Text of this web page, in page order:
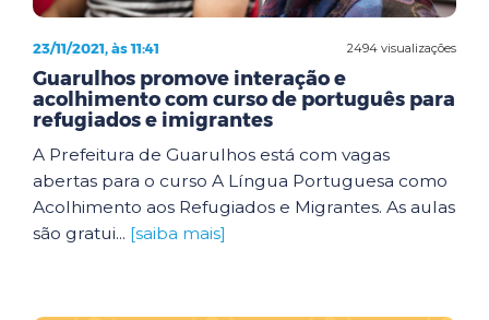
2494 visualizações
23/11/2021, às 11:41
Guarulhos promove interação e
acolhimento com curso de português para
refugiados e imigrantes
A Prefeitura de Guarulhos está com vagas
abertas para o curso A Língua Portuguesa como
Acolhimento aos Refugiados e Migrantes. As aulas
são gratui... [saiba mais]